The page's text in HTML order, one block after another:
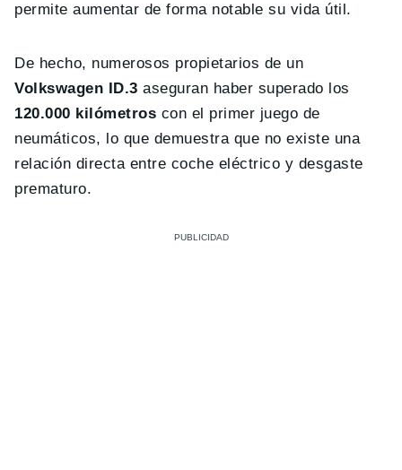
permite aumentar de forma notable su vida útil.
De hecho, numerosos propietarios de un
Volkswagen ID.3 aseguran haber superado los
120.000 kilómetros con el primer juego de
neumáticos, lo que demuestra que no existe una
relación directa entre coche eléctrico y desgaste
prematuro.